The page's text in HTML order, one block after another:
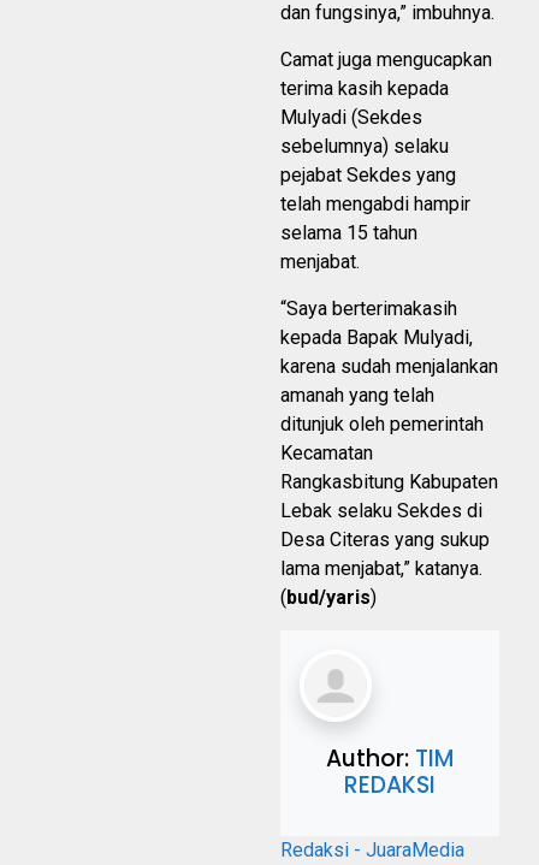
dan fungsinya,” imbuhnya.
Camat juga mengucapkan
terima kasih kepada
Mulyadi (Sekdes
sebelumnya) selaku
pejabat Sekdes yang
telah mengabdi hampir
selama 15 tahun
menjabat.
“Saya berterimakasih
kepada Bapak Mulyadi,
karena sudah menjalankan
amanah yang telah
ditunjuk oleh pemerintah
Kecamatan
Rangkasbitung Kabupaten
Lebak selaku Sekdes di
Desa Citeras yang sukup
lama menjabat,” katanya.
( bud/yaris)
Author: TIM
REDAKSI
Redaksi - JuaraMedia